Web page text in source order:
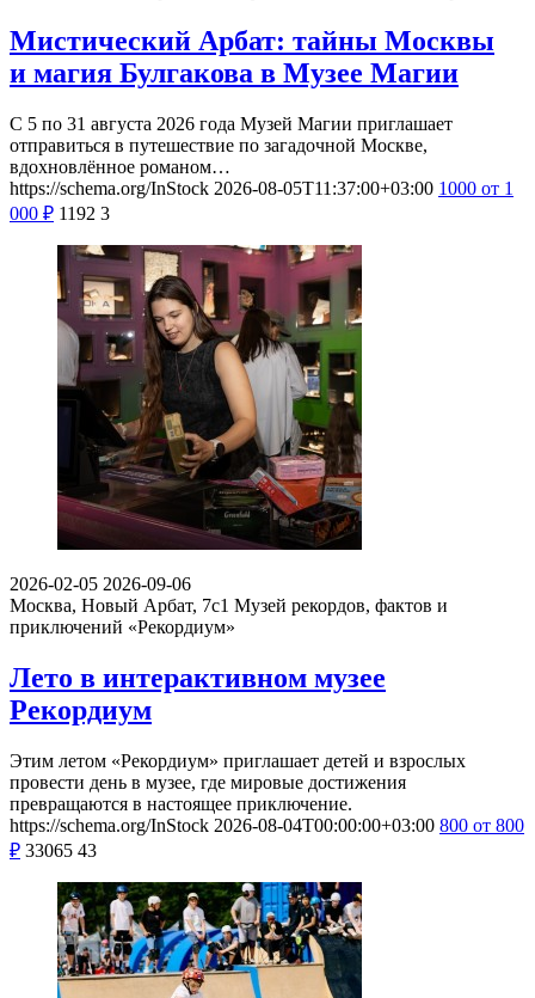
Мистический Арбат: тайны Москвы
и магия Булгакова в Музее Магии
С 5 по 31 августа 2026 года Музей Магии приглашает
отправиться в путешествие по загадочной Москве,
вдохновлённое романом…
https://schema.org/InStock 2026-08-05T11:37:00+03:00 1000 от 1
000 ₽ 1192 3
2026-02-05 2026-09-06
Москва, Новый Арбат, 7с1 Музей рекордов, фактов и
приключений «Рекордиум»
Лето в интерактивном музее
Рекордиум
Этим летом «Рекордиум» приглашает детей и взрослых
провести день в музее, где мировые достижения
превращаются в настоящее приключение.
https://schema.org/InStock 2026-08-04T00:00:00+03:00 800 от 800
₽ 33065 43